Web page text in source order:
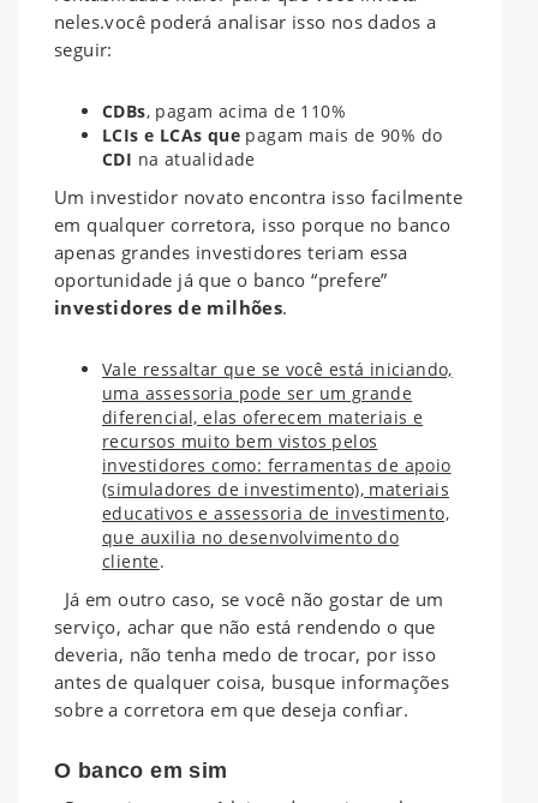
neles.você poderá analisar isso nos dados a
seguir:
CDBs, pagam acima de 110%
LCIs e LCAs que pagam mais de 90% do
CDI na atualidade
Um investidor novato encontra isso facilmente
em qualquer corretora, isso porque no banco
apenas grandes investidores teriam essa
oportunidade já que o banco “prefere”
investidores de milhões.
Vale ressaltar que se você está iniciando,
uma assessoria pode ser um grande
diferencial, elas oferecem materiais e
recursos muito bem vistos pelos
investidores como: ferramentas de apoio
(simuladores de investimento), materiais
educativos e assessoria de investimento,
que auxilia no desenvolvimento do
cliente.
Já em outro caso, se você não gostar de um
serviço, achar que não está rendendo o que
deveria, não tenha medo de trocar, por isso
antes de qualquer coisa, busque informações
sobre a corretora em que deseja confiar.
O banco em sim